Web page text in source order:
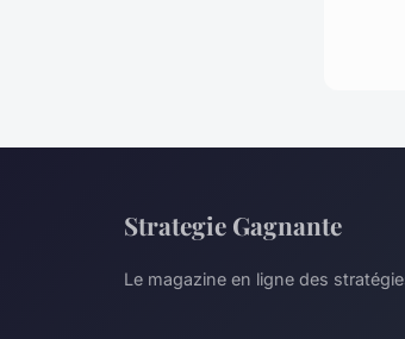
Strategie Gagnante
Le magazine en ligne des